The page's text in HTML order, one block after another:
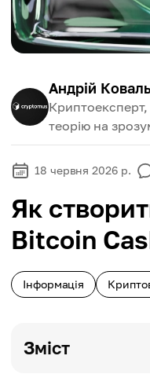
Андрій
теорію на
18 червня 2026 р.
Як
Bitcoin
Інформація
Зміст